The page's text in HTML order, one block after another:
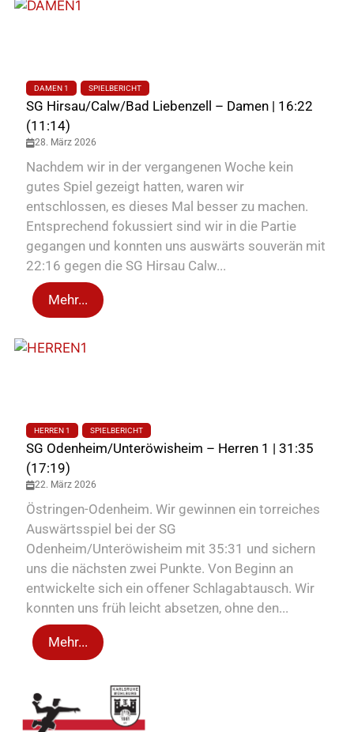
DAMEN 1 SPIELBERICHT
SG Hirsau/Calw/Bad Liebenzell – Damen | 16:22
(11:14)
28. März 2026
Nachdem wir in der vergangenen Woche kein
gutes Spiel gezeigt hatten, waren wir
entschlossen, es dieses Mal besser zu machen.
Entsprechend fokussiert sind wir in die Partie
gegangen und konnten uns auswärts souverän mit
22:16 gegen die SG Hirsau Calw...
Mehr...
HERREN 1 SPIELBERICHT
SG Odenheim/Unteröwisheim – Herren 1 | 31:35
(17:19)
22. März 2026
Östringen-Odenheim. Wir gewinnen ein torreiches
Auswärtsspiel bei der SG
Odenheim/Unteröwisheim mit 35:31 und sichern
uns die nächsten zwei Punkte. Von Beginn an
entwickelte sich ein offener Schlagabtausch. Wir
konnten uns früh leicht absetzen, ohne den...
Mehr...